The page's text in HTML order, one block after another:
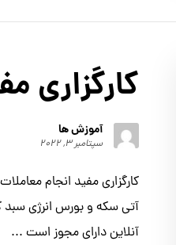
کارگزاری
آموزش ها
سپتامبر ۳, ۲۰۲۲
کارگزاری مفید انجام
آتی سکه و بورس انرژی سبد
آنلاین دارای مجوز است ...